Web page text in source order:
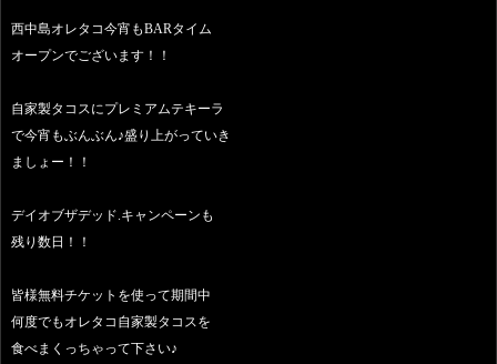
西中島オレタコ今宵もBARタイム
オープンでございます！！
自家製タコスにプレミアムテキーラ
で今宵もぶんぶん♪盛り上がっていき
ましょー！！
デイオブザデッド.キャンペーンも
残り数日！！
皆様無料チケットを使って期間中
何度でもオレタコ自家製タコスを
食べまくっちゃって下さい♪